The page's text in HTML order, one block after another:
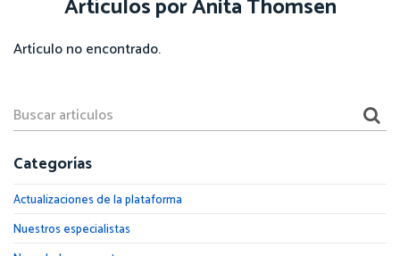
Artículos por Anita Thomsen
Artículo no encontrado.
Categorías
Actualizaciones de la plataforma
Nuestros especialistas